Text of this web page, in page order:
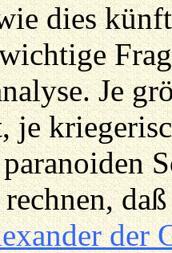
dies
Je
je
der